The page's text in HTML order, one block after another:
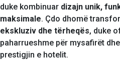
duke kombinuar dizajn unik,
maksimale. Çdo dhomë
ekskluziv dhe tërheqës, duke
paharrueshme për mysafirët
prestigjin e hotelit.